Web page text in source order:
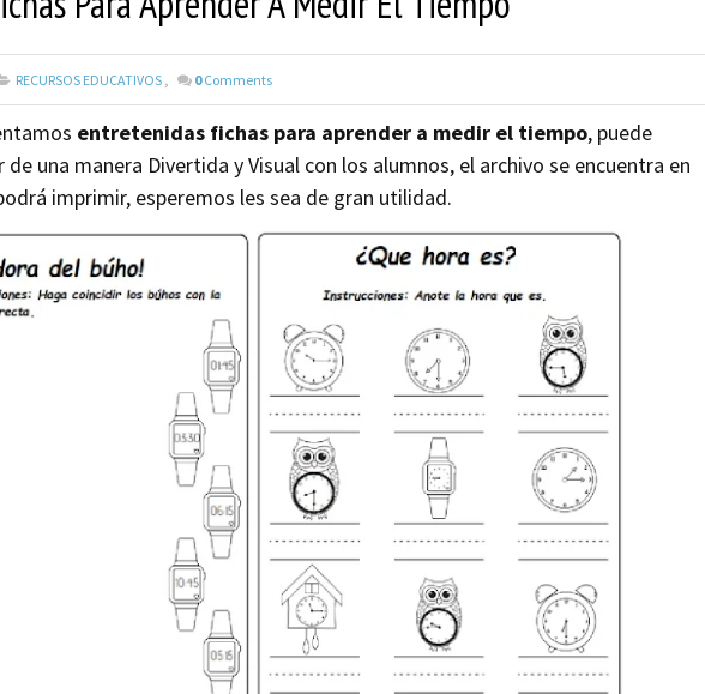
RECURSOS EDUCATIVOS , 0 Comments
entretenidas fichas para aprender a medir el tiempo, puede
una manera Divertida y Visual con los alumnos, el archivo se encuentra en
imprimir, esperemos les sea de gran utilidad.